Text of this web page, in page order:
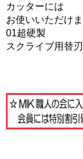
カッターには
お使いいただけ
01超硬製
スクライブ用替